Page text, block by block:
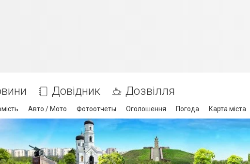
Довідник Дозвілля
Авто / Мото Фотоотчеты Оголошення Погода Карта міста